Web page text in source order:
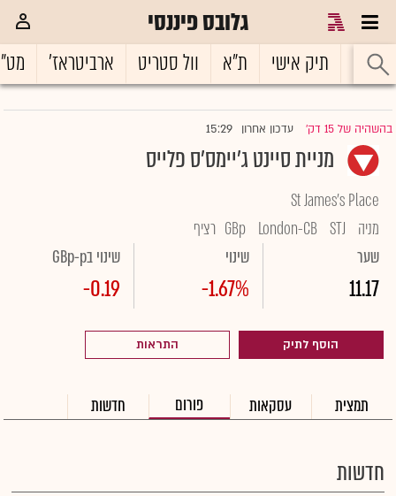
גלובס פיננסי
ראשי תיק אישי ת"א וול סטריט ארביטראז'
בהשהיה של 15 דק' |עדכון אחרון 15:29
מניית סיינט ג'יימס'ס פלייס
St James's Place
מניה
STJ
London-CB
GBp רציף
שער
11.17
שינוי
-1.67%
שינוי בGBp-p
-0.19
הוסף לתיק התראות
תמצית עסקאות פורום חדשות
חדשות